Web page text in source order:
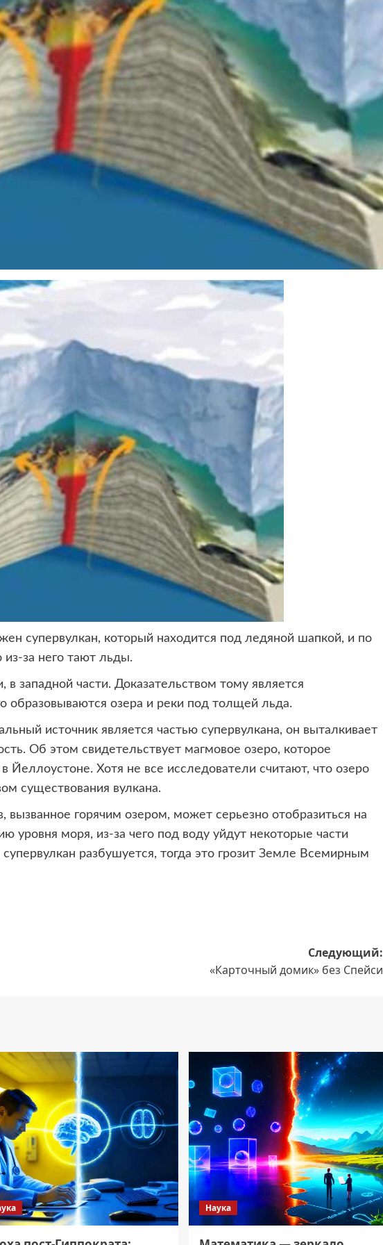
супервулкан, который находится под ледяной шапкой, и по
за него тают льды.
западной части. Доказательством тому является
образовываются озера и реки под толщей льда.
источник является частью супервулкана, он выталкивает
Об этом свидетельствует магмовое озеро, которое
Йеллоустоне. Хотя не все исследователи считают, что озеро
существования вулкана.
горячим озером, может серьезно отобразиться на
уровня моря, из-за чего под воду уйдут некоторые части
разбушуется, тогда это грозит Земле Всемирным
Следующий:
«Карточный домик» без Спейси
Наука